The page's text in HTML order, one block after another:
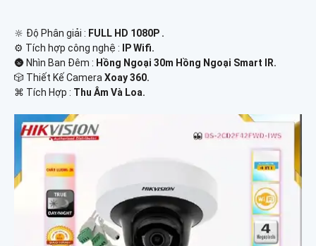
🔆 Độ Phân giải : FULL HD 1080P .
⚙ Tích hợp công nghệ :
IP Wifi.
🌚 Nhìn Ban Đêm : Hồng Ngoại 30m Hồng Ngoại Smart IR.
🎲 Thiết Kế Camera Xoay 360.
️⌘ Tích Hợp : Thu Âm Và Loa.